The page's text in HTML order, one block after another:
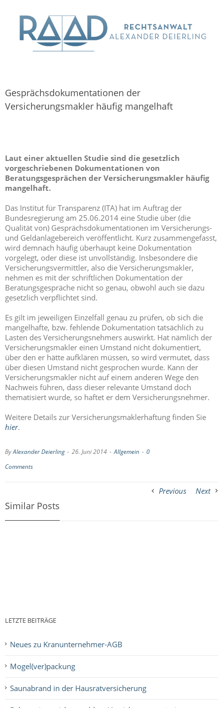
Gesprächsdokumentationen der
Versicherungsmakler häufig mangelhaft
Laut einer aktuellen Studie sind die gesetzlich
vorgeschriebenen Dokumentationen von
Beratungsgesprächen der Versicherungsmakler häufig
mangelhaft.
Das Institut für Transparenz (ITA) hat im Auftrag der
Bundesregierung am 25.06.2014 eine Studie über (die
Qualität von) Gesprächsdokumentationen im Versicherungs-
und Geldanlagebereich veröffentlicht. Kurz zusammengefasst,
wird demnach häufig überhaupt keine Dokumentation
vorgelegt, oder diese ist unvollständig. Insbesondere die
Versicherungsvermittler, also die Versicherungsmakler,
nehmen es mit der schriftlichen Dokumentation der
Beratungsgespräche nicht so genau, obwohl auch sie dazu
gesetzlich verpflichtet sind.
Es gilt im jeweiligen Einzelfall genau zu prüfen, ob sich die
mangelhafte, bzw. fehlende Dokumentation tatsächlich zu
Lasten des Versicherungsnehmers auswirkt. Hat nämlich der
Versicherungsmakler einen Umstand nicht dokumentiert,
über den er hätte aufklären müssen, so wird vermutet, dass
über diesen Umstand nicht gesprochen wurde. Kann der
Versicherungsmakler nicht auf einem anderen Wege den
Nachweis führen, dass dieser relevante Umstand doch
thematisiert wurde, so haftet er dem Versicherungsnehmer.
Weitere Details zur Versicherungsmaklerhaftung finden Sie
hier.
ByAlexander Deierling - 26. Juni 2014 - Allgemein - 0
Comments
Previous Next
Similar Posts
LETZTE BEITRÄGE
Neues zu Kranunternehmer-AGB
Mogel(ver)packung
Saunabrand in der Hausratversicherung